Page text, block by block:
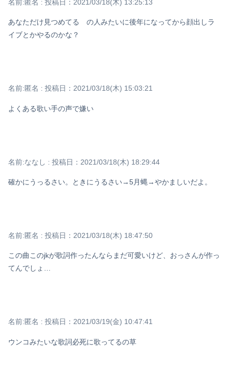
名前:匿名 : 投稿日：2021/03/18(木) 13:25:13
あなただけ見つめてる の人みたいに後年になってから顔出しラ
イブとかやるのかな？
名前:匿名 : 投稿日：2021/03/18(木) 15:03:21
よくある歌い手の声で嫌い
名前:ななし : 投稿日：2021/03/18(木) 18:29:44
確かにうっるさい。ときにうるさい→5月蝿→やかましいだよ。
名前:匿名 : 投稿日：2021/03/18(木) 18:47:50
この曲このjkが歌詞作ったんならまだ可愛いけど、おっさんが作っ
てんでしょ…
名前:匿名 : 投稿日：2021/03/19(金) 10:47:41
ウンコみたいな歌詞必死に歌ってるの草